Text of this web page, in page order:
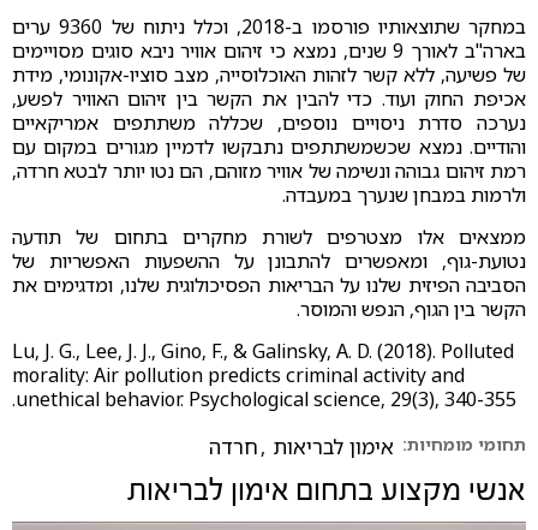
במחקר שתוצאותיו פורסמו ב-2018, וכלל ניתוח של 9360 ערים
בארה"ב לאורך 9 שנים, נמצא כי זיהום אוויר ניבא סוגים מסויימים
של פשיעה, ללא קשר לזהות האוכלוסייה, מצב סוציו-אקונומי, מידת
אכיפת החוק ועוד. כדי להבין את הקשר בין זיהום האוויר לפשע,
נערכה סדרת ניסויים נוספים, שכללה משתתפים אמריקאיים
והודיים. נמצא שכשמשתתפים נתבקשו לדמיין מגורים במקום עם
רמת זיהום גבוהה ונשימה של אוויר מזוהם, הם נטו יותר לבטא חרדה,
ולרמות במבחן שנערך במעבדה.
ממצאים אלו מצטרפים לשורת מחקרים בתחום של תודעה
נטועת-גוף, ומאפשרים להתבונן על ההשפעות האפשריות של
הסביבה הפיזית שלנו על הבריאות הפסיכולוגית שלנו, ומדגימים את
הקשר בין הגוף, הנפש והמוסר.
Lu, J. G., Lee, J. J., Gino, F., & Galinsky, A. D. (2018). Polluted
morality: Air pollution predicts criminal activity and
unethical behavior. Psychological science, 29(3), 340-355.‏
תחומי מומחיות: אימון לבריאות ,חרדה
אנשי מקצוע בתחום אימון לבריאות